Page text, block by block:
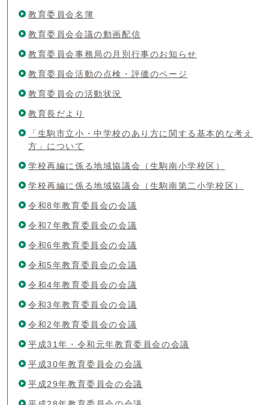
教育委員会名簿
教育委員会会議の動画配信
教育委員会事務局の月別行事のお知らせ
教育委員会活動の点検・評価のページ
教育委員会の活動状況
教育長だより
「生駒市立小・中学校のあり方に関する基本的な考え
方」について
学校再編に係る地域協議会（生駒南小学校区）
学校再編に係る地域協議会（生駒南第二小学校区）
令和8年教育委員会の会議
令和7年教育委員会の会議
令和6年教育委員会の会議
令和5年教育委員会の会議
令和4年教育委員会の会議
令和3年教育委員会の会議
令和2年教育委員会の会議
平成31年・令和元年教育委員会の会議
平成30年教育委員会の会議
平成29年教育委員会の会議